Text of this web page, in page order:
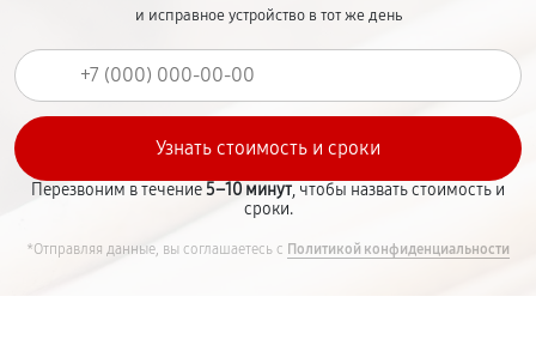
и исправное устройство в тот же день
Перезвоним в течение5–10 минут, чтобы назвать стоимость и
сроки.
*Отправляя данные, вы соглашаетесь с Политикой конфиденциальности